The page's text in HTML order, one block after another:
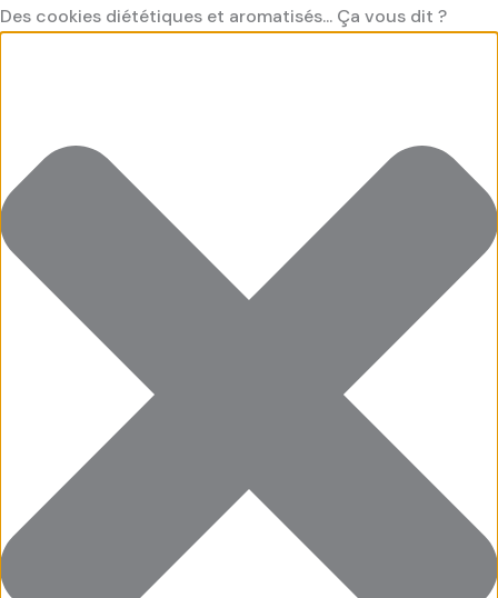
Des cookies diététiques et aromatisés... Ça vous dit ?
Cookies
Préférences
Cookies
Cookies
Aller